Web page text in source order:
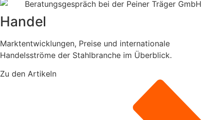
Handel
Marktentwicklungen, Preise und internationale
Handelsströme der Stahlbranche im Überblick.
Zu den Artikeln